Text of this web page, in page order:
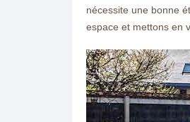
ON VOUS
nécessite une bonne
espace et mettons en